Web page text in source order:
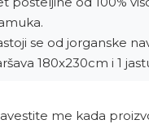
se od jorganske
180x230cm i 1
me kada